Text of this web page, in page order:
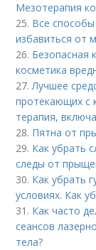
Мезотерапия
25. Все
избавиться от
26. Безопасная
косметика
27.Лучшее
протекающих с
терапия,
28. Пятна от
29. Как убрать
следы от
30. Как убрать
условиях. Как
31. Как часто
сеансов
тела?